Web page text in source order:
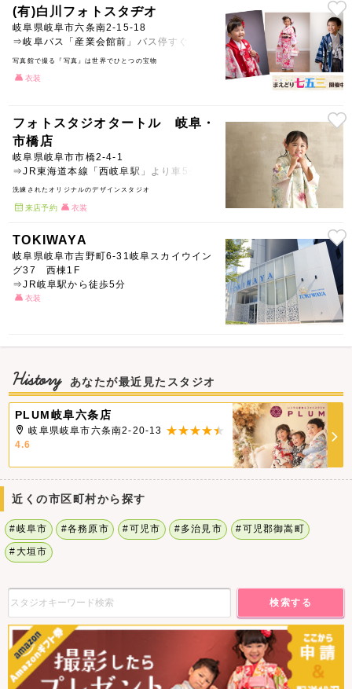
(有)白川フォトスタヂオ
岐阜県岐阜市六条南2-15-18
⇒岐阜バス「産業会館前」バス停すぐ
写真館で撮る『写真』は世界でひとつの宝物
衣装
フォトスタジオタートル 岐阜・
市橋店
岐阜県岐阜市市橋2-4-1
⇒JR東海道本線「西岐阜駅」より車5分
洗練されたオリジナルのデザインスタジオ
来店予約 衣装
TOKIWAYA
岐阜県岐阜市吉野町6-31岐阜スカイウイン
グ37 西棟1F
⇒JR岐阜駅から徒歩5分
衣装
History あなたが最近見たスタジオ
PLUM岐阜六条店
岐阜県岐阜市六条南2-20-13
4.6
近くの市区町村から探す
#岐阜市 #各務原市 #可児市 #多治見市 #可児郡御嵩町
#大垣市
検索する